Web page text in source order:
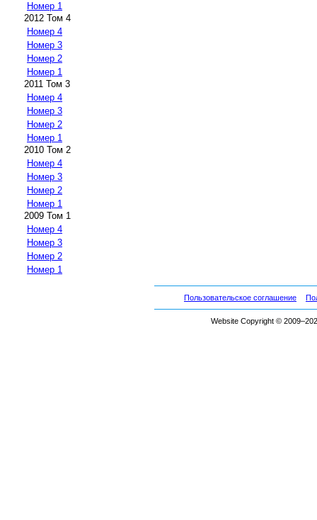
Номер 1
2012 Том 4
Номер 4
Номер 3
Номер 2
Номер 1
2011 Том 3
Номер 4
Номер 3
Номер 2
Номер 1
2010 Том 2
Номер 4
Номер 3
Номер 2
Номер 1
2009 Том 1
Номер 4
Номер 3
Номер 2
Номер 1
Пользовательское соглашение
Website Copyright ©